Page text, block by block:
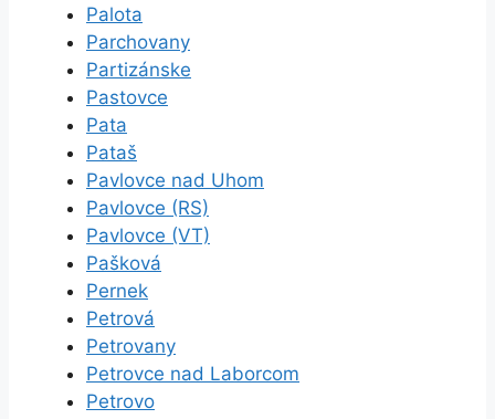
Palota
Parchovany
Partizánske
Pastovce
Pata
Pataš
Pavlovce nad Uhom
Pavlovce (RS)
Pavlovce (VT)
Pašková
Pernek
Petrová
Petrovany
Petrovce nad Laborcom
Petrovo